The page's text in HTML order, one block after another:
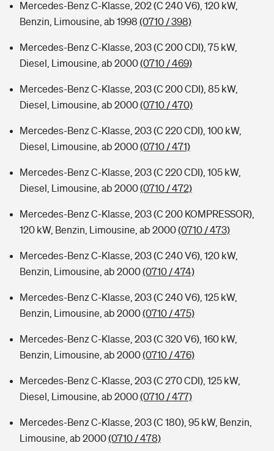
Mercedes-Benz C-Klasse, 202 (C 240 V6), 120 kW,
Benzin, Limousine, ab 1998 (0710 / 398)
Mercedes-Benz C-Klasse, 203 (C 200 CDI), 75 kW,
Diesel, Limousine, ab 2000(0710 / 469)
Mercedes-Benz C-Klasse, 203 (C 200 CDI), 85 kW,
Diesel, Limousine, ab 2000(0710 / 470)
Mercedes-Benz C-Klasse, 203 (C 220 CDI), 100 kW,
Diesel, Limousine, ab 2000(0710 / 471)
Mercedes-Benz C-Klasse, 203 (C 220 CDI), 105 kW,
Diesel, Limousine, ab 2000(0710 / 472)
Mercedes-Benz C-Klasse, 203 (C 200 KOMPRESSOR),
120 kW, Benzin, Limousine, ab 2000(0710 / 473)
Mercedes-Benz C-Klasse, 203 (C 240 V6), 120 kW,
Benzin, Limousine, ab 2000(0710 / 474)
Mercedes-Benz C-Klasse, 203 (C 240 V6), 125 kW,
Benzin, Limousine, ab 2000(0710 / 475)
Mercedes-Benz C-Klasse, 203 (C 320 V6), 160 kW,
Benzin, Limousine, ab 2000(0710 / 476)
Mercedes-Benz C-Klasse, 203 (C 270 CDI), 125 kW,
Diesel, Limousine, ab 2000(0710 / 477)
Mercedes-Benz C-Klasse, 203 (C 180), 95 kW, Benzin,
Limousine, ab 2000(0710 / 478)